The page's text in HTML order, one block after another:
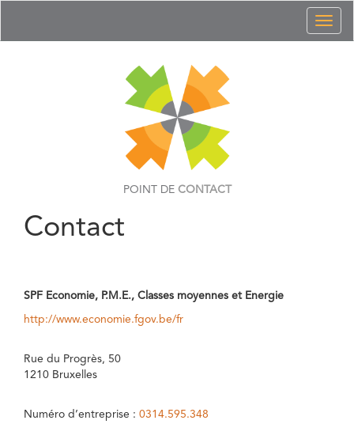
POINT DE CONTACT
Contact
SPF Economie, P.M.E., Classes moyennes et Energie
http://www.economie.fgov.be/fr
Rue du Progrès, 50
1210 Bruxelles
Numéro d’entreprise : 0314.595.348